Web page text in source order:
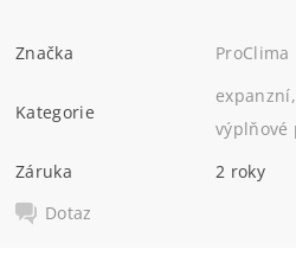
Značka ProClima
Kategorie
výplňové
Záruka
2 roky
Dotaz